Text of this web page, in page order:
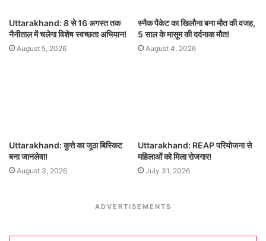
Uttarakhand: 8 से 16 अगस्त तक
नैनीताल में चलेगा विशेष स्वच्छता अभियान!
August 5, 2026
स्नैक पैकेट का खिलौना बना मौत की वजह,
5 साल के मासूम की दर्दनाक मौत!
August 4, 2026
Uttarakhand: कुत्ते का जूठा बिस्किट
बना जानलेवा!
August 3, 2026
Uttarakhand: REAP परियोजना से
महिलाओं को मिला रोजगार!
July 31, 2026
ADVERTISEMENTS